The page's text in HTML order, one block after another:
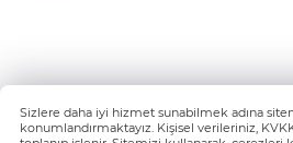
Sizlere daha iyi hizmet sunabilmek adına
konumlandırmaktayız. Kişisel verileriniz,